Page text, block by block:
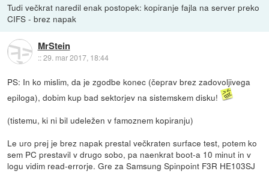
Tudi večkrat naredil enak postopek: kopiranje fajla na server preko
CIFS - brez napak
MrStein
::29. mar 2017, 18:44
PS: In ko mislim, da je zgodbe konec (čeprav brez zadovoljivega
epiloga), dobim kup bad sektorjev na sistemskem disku!
(tistemu, ki ni bil udeležen v famoznem kopiranju)
Le uro prej je brez napak prestal večkraten surface test, potem ko
sem PC prestavil v drugo sobo, pa naenkrat boot-a 10 minut in v
logu vidim read-errorje. Gre za Samsung Spinpoint F3R HE103SJ